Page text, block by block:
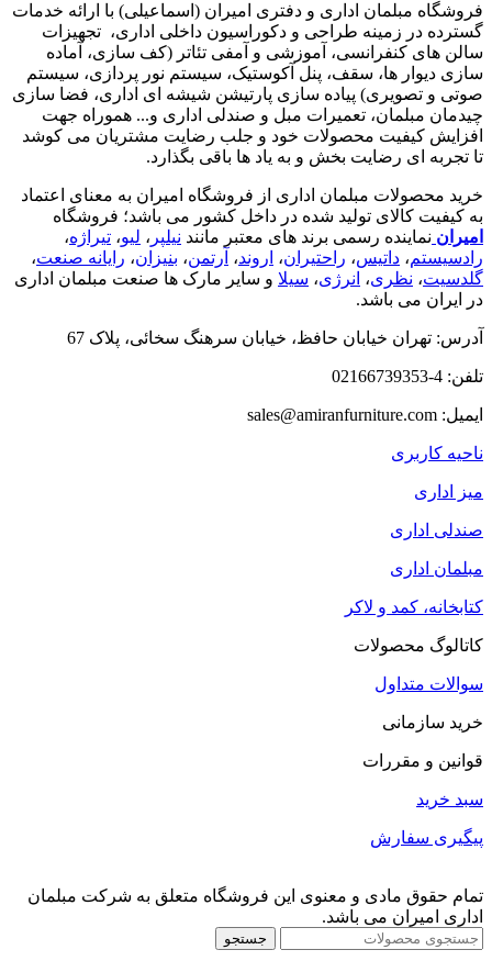
فروشگاه مبلمان اداری و دفتری امیران (اسماعیلی) با ارائه خدمات
گسترده در زمینه طراحی و دکوراسیون داخلی اداری‌، تجهیزات
سالن های کنفرانسی، آموزشی و آمفی تئاتر (کف سازی، آماده
سازی دیوار ها، سقف، پنل آکوستیک، سیستم نور پردازی، سیستم
صوتی و تصویری) پیاده سازی پارتیشن شیشه ای اداری، فضا سازی
چیدمان مبلمان، تعمیرات مبل و صندلی اداری و... هموراه جهت
افزایش کیفیت محصولات خود و جلب رضایت مشتریان می کوشد
تا تجربه ای رضایت بخش و به یاد ها باقی بگذارد.
خرید محصولات مبلمان اداری از فروشگاه امیران به معنای اعتماد
به کیفیت کالای تولید شده در داخل کشور می باشد؛ فروشگاه
امیران نماینده رسمی برند های معتبر مانند نیلپر ، لیو، تیراژه،
رادسیستم، داتیس، راحتیران، اروند، آرتمن، بنیزان، رایانه صنعت،
گلدسیت، نظری، انرژی، سیلا و سایر مارک ها صنعت مبلمان اداری
در ایران می باشد.
آدرس: تهران خیابان حافظ، خیابان سرهنگ سخائی، پلاک 67
تلفن: 4-02166739353
ایمیل: sales@amiranfurniture.com
ناحیه کاربری
میز اداری
صندلی اداری
مبلمان اداری
کتابخانه، کمد و لاکر
کاتالوگ محصولات
سوالات متداول
خرید سازمانی
قوانین و مقررات
سبد خرید
پیگیری سفارش
تمام حقوق مادی و معنوی این فروشگاه متعلق به شرکت مبلمان
اداری امیران می باشد.
جستجو